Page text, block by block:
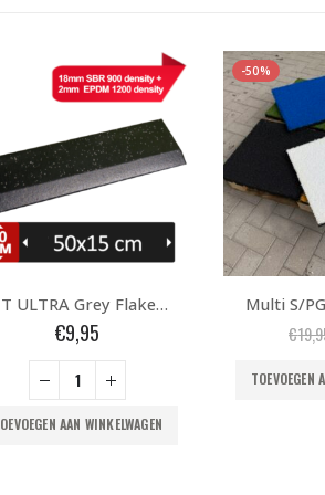
Multi S/PG 50x50x3 cm – 6 kleuren pakket DEMO
19,95 Oorspronkelijke
prijs
was:
€19,95.
€9,95
is:
TOEVOEGEN AAN WINKELWAGEN
€